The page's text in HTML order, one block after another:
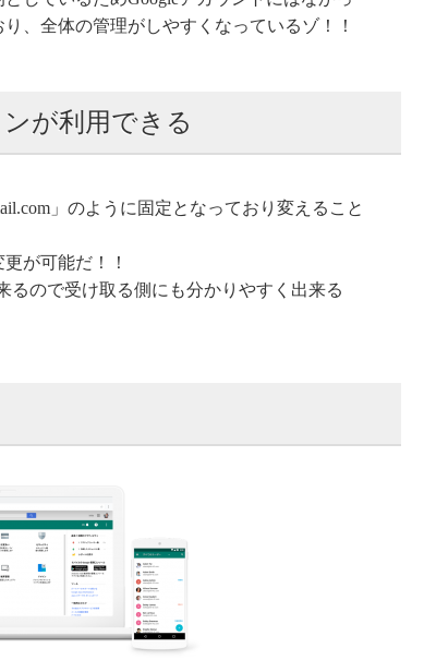
、全体の管理がしやすくなっているゾ！！
が利用できる
」のように固定となっており変えること
が可能だ！！
るので受け取る側にも分かりやすく出来る